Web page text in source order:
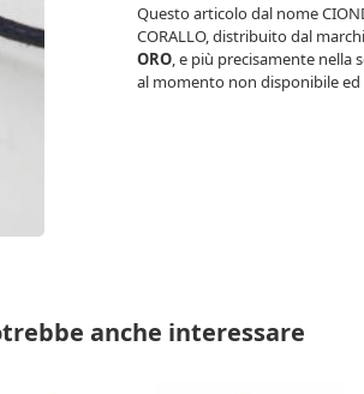
Questo articolo dal nome
CORALLO, distribuito dal
ORO , e più precisamente nella
al momento non disponibile
anche interessare